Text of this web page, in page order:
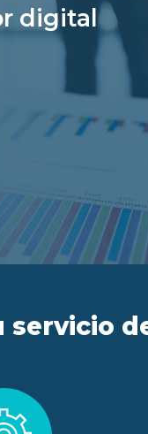
digital